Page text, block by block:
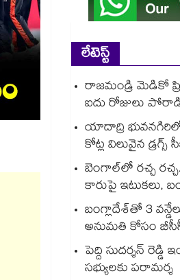
లేటెస్ట్
రాజమండ్రి మెడికో
ఐదు రోజులు
యాదాద్రి
కోట్ల విలువైన డ్రగ్స్
బెంగాల్⁭లో రచ్చ
కారుపై ఇటుకలు,
బంగ్లాదేశ్⁬తో 3
అనుమతి కోసం
పెద్ది సుదర్శన్ రెడ్డి
సభ్యులకు పరామర్శ